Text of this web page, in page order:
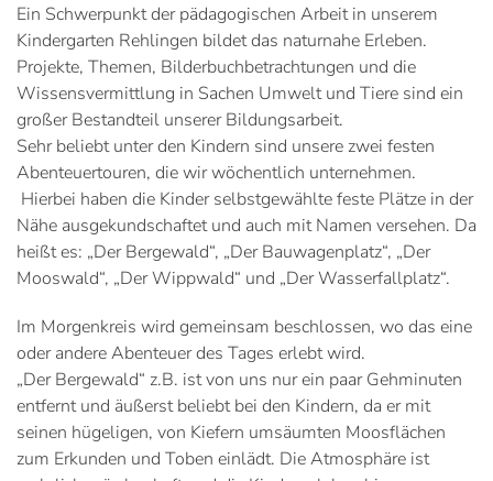
Ein Schwerpunkt der pädagogischen Arbeit in unserem
Kindergarten Rehlingen bildet das naturnahe Erleben.
Projekte, Themen, Bilderbuchbetrachtungen und die
Wissensvermittlung in Sachen Umwelt und Tiere sind ein
großer Bestandteil unserer Bildungsarbeit.
Sehr beliebt unter den Kindern sind unsere zwei festen
Abenteuertouren, die wir wöchentlich unternehmen.
Hierbei haben die Kinder selbstgewählte feste Plätze in der
Nähe ausgekundschaftet und auch mit Namen versehen. Da
heißt es: „Der Bergewald“, „Der Bauwagenplatz“, „Der
Mooswald“, „Der Wippwald“ und „Der Wasserfallplatz“.
Im Morgenkreis wird gemeinsam beschlossen, wo das eine
oder andere Abenteuer des Tages erlebt wird.
„Der Bergewald“ z.B. ist von uns nur ein paar Gehminuten
entfernt und äußerst beliebt bei den Kindern, da er mit
seinen hügeligen, von Kiefern umsäumten Moosflächen
zum Erkunden und Toben einlädt. Die Atmosphäre ist